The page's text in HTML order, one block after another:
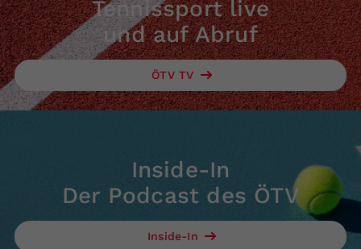
Tennissport live
und auf Abruf
ÖTV TV
Inside-In
Der Podcast des ÖTV
Inside-In